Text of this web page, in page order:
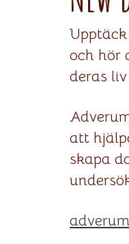
och hör
deras
att
skapa